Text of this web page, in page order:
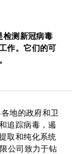
检测新冠病毒
作。它们的可
地的政府和卫
追踪病毒，遏
取和纯化系统
公司致力于钻